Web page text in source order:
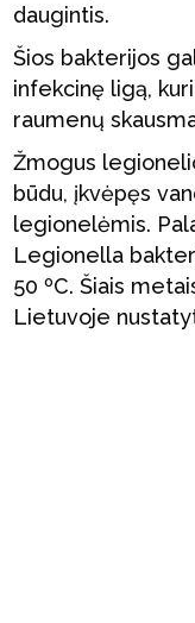
daugintis.
Šios bakterijos
infekcinę ligą,
raumenų
Žmogus
būdu, įkvėpęs
legionelėmis.
Legionella
50 ºC. Šiais
Lietuvoje